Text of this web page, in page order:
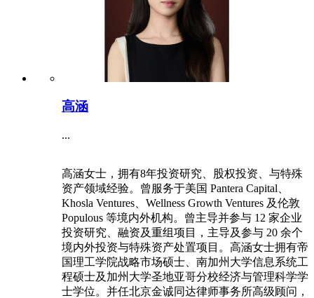
高涵
...
高涵女士，拥有8年投资研究、股权投资、与特殊
资产领域经验。曾服务于美国 Pantera Capital、
Khosla Ventures、Wellness Growth Ventures 及伦敦
Populous 等境内外机构。曾主导并参与 12 家企业
投资研究、融资及重组项目，主导及参与 20 余个
境内外投资与特殊资产处置项目。高涵女士拥有帝
国理工学院战略市场硕士、南加州大学信息系统工
程硕士及加州大学圣地亚哥分校经济与管理科学学
士学位。并任北京金诚同达律师事务所高级顾问，